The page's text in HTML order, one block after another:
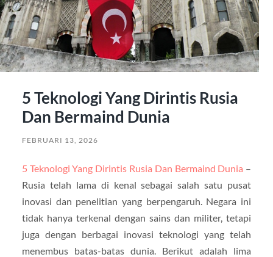
5 Teknologi Yang Dirintis Rusia
Dan Bermaind Dunia
FEBRUARI 13, 2026
5 Teknologi Yang Dirintis Rusia Dan Bermaind Dunia –
Rusia telah lama di kenal sebagai salah satu pusat
inovasi dan penelitian yang berpengaruh. Negara ini
tidak hanya terkenal dengan sains dan militer, tetapi
juga dengan berbagai inovasi teknologi yang telah
menembus batas-batas dunia. Berikut adalah lima